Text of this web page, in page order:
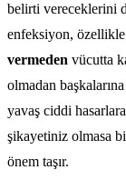
belirti vereceklerini
enfeksiyon, özellikle
vermeden vücutta
olmadan
yavaş ciddi
şikayetiniz olmasa
önem taşır.